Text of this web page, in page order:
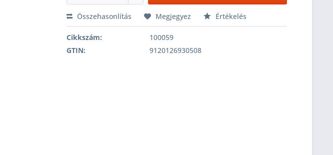
Összehasonlítás Megjegyez Értékelés
Cikkszám:
100059
GTIN:
9120126930508